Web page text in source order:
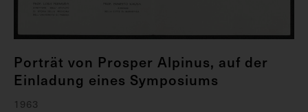
Porträt von Prosper Alpinus, auf der
Einladung eines Symposiums
1963